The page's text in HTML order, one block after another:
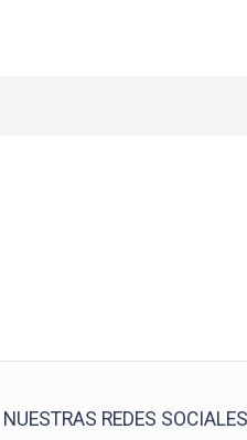
NUESTRAS REDES SOCIALES